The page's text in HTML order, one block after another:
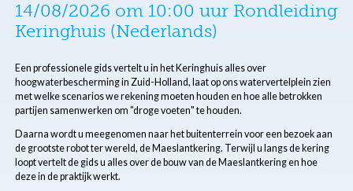
14/08/2026 om 10:00 uur Rondleiding
Keringhuis (Nederlands)
Een professionele gids vertelt u in het Keringhuis alles over
hoogwaterbescherming in Zuid-Holland, laat op ons watervertelplein zien
met welke scenarios we rekening moeten houden en hoe alle betrokken
partijen samenwerken om "droge voeten" te houden.
Daarna wordt u meegenomen naar het buitenterrein voor een bezoek aan
de grootste robot ter wereld, de Maeslantkering. Terwijl u langs de kering
loopt vertelt de gids u alles over de bouw van de Maeslantkering en hoe
deze in de praktijk werkt.